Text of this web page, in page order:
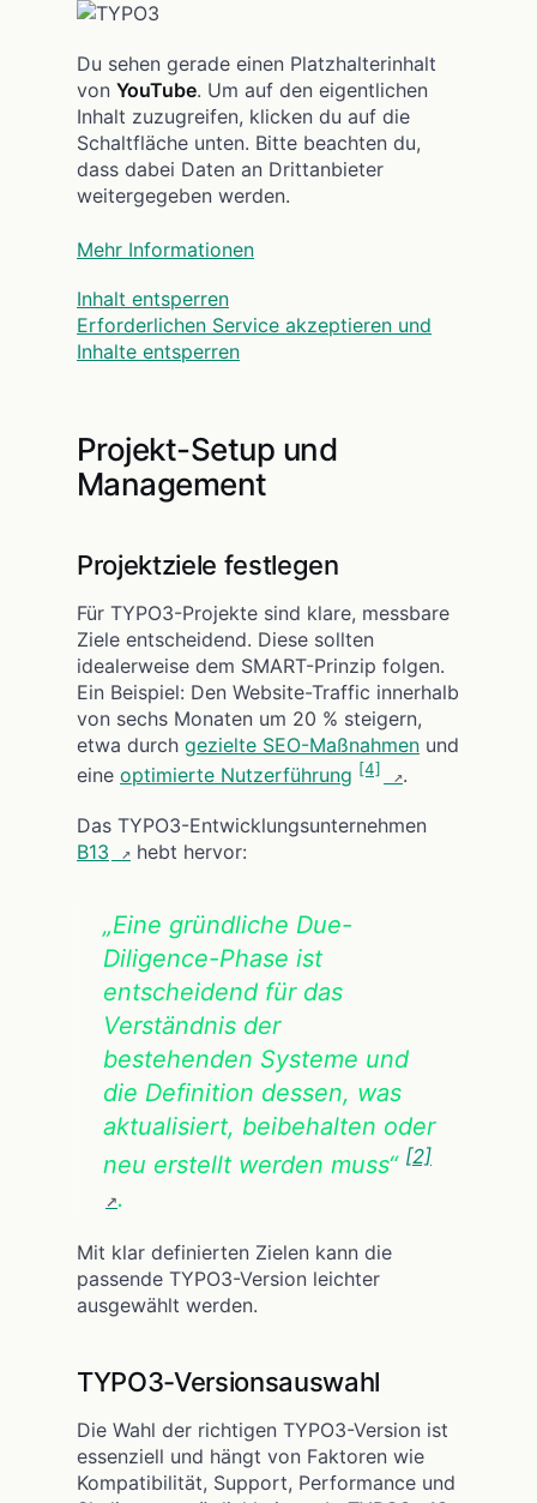
Du sehen gerade einen Platzhalterinhalt
von YouTube. Um auf den eigentlichen
Inhalt zuzugreifen, klicken du auf die
Schaltfläche unten. Bitte beachten du,
dass dabei Daten an Drittanbieter
weitergegeben werden.
Mehr Informationen
Inhalt entsperren
Erforderlichen Service akzeptieren und
Inhalte entsperren
Projekt-Setup und
Management
Projektziele festlegen
Für TYPO3-Projekte sind klare, messbare
Ziele entscheidend. Diese sollten
idealerweise dem SMART-Prinzip folgen.
Ein Beispiel: Den Website-Traffic innerhalb
von sechs Monaten um 20 % steigern,
etwa durch gezielte SEO-Maßnahmen und
eine optimierte Nutzerführung [4] .
Das TYPO3-Entwicklungsunternehmen
B13
hebt hervor:
„Eine gründliche Due-
Diligence-Phase ist
entscheidend für das
Verständnis der
bestehenden Systeme und
die Definition dessen, was
aktualisiert, beibehalten oder
neu erstellt werden muss“ [2]
.
Mit klar definierten Zielen kann die
passende TYPO3-Version leichter
ausgewählt werden.
TYPO3-Versionsauswahl
Die Wahl der richtigen TYPO3-Version ist
essenziell und hängt von Faktoren wie
Kompatibilität, Support, Performance und